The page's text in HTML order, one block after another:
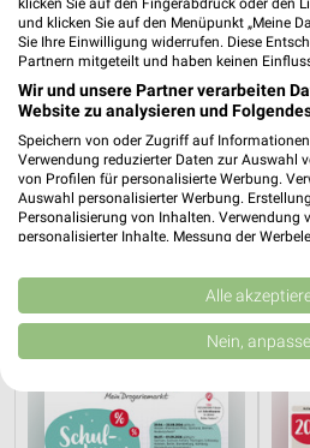
dm Angebote in Rhens
Rhens, Deutschland
472,12 km
Drogerie & Parfümerie
Kastellaun und Umgebung
3 Prospekte
und klicken Sie auf den Menüpunkt „Meine
Sie Ihre Einwilligung widerrufen. Diese
Partnern mitgeteilt und haben keinen
Wir und unsere Partner verarbeiten
Website zu analysieren und
Speichern von oder Zugriff auf
Verwendung reduzierter Daten zur Auswahl
von Profilen für personalisierte Werbung.
Auswahl personalisierter Werbung.
Personalisierung von Inhalten. Verwendung
personalisierter Inhalte. Messung der
Kombinationen von Daten aus
Verbesserung der Angebote. Verwendung
von Inhalten.
Daten können außerhalb der Europäischen
Website/App.
Partnerliste anzeigen (1 IAB-
Alle
Nein,